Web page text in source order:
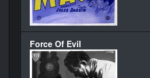
Force Of Evil